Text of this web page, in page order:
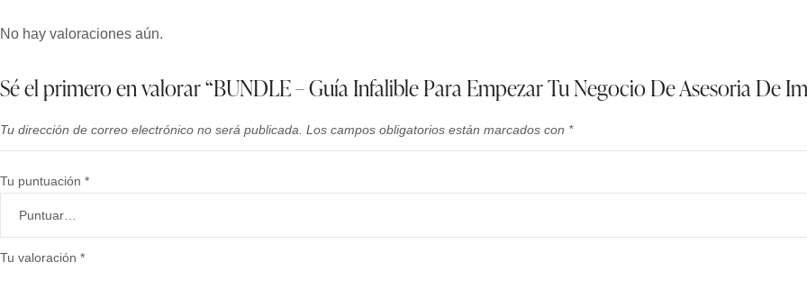
No hay valoraciones aún.
Sé el primero en valorar “BUNDLE – Guía Infalible Para Empezar Tu Negocio De Asesoria De
Tu dirección de correo electrónico no será publicada. Los campos obligatorios están marcados con *
Tu puntuación *
Tu valoración *